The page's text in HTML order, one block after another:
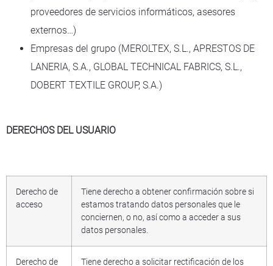
proveedores de servicios informáticos, asesores
externos…)
Empresas del grupo (MEROLTEX, S.L., APRESTOS DE
LANERIA, S.A., GLOBAL TECHNICAL FABRICS, S.L.,
DOBERT TEXTILE GROUP, S.A.)
DERECHOS DEL USUARIO
Derecho de
acceso
Tiene derecho a obtener confirmación sobre si
estamos tratando datos personales que le
conciernen, o no, así como a acceder a sus
datos personales.
Derecho de Tiene derecho a solicitar rectificación de los